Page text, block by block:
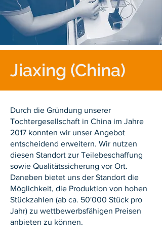
Jiaxing (China)
Durch die Gründung unserer
Tochtergesellschaft in China im Jahre
2017 konnten wir unser Angebot
entscheidend erweitern. Wir nutzen
diesen Standort zur Teilebeschaffung
sowie Qualitätssicherung vor Ort.
Daneben bietet uns der Standort die
Möglichkeit, die Produktion von hohen
Stückzahlen (ab ca. 50'000 Stück pro
Jahr) zu wettbewerbsfähigen Preisen
anbieten zu können.